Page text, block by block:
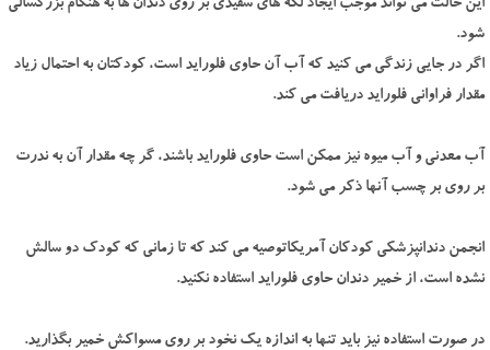
این حالت می تواند موجب ایجاد لکه های سفیدی بر روی دندان ها به هنگام بزرگسالی
شود.
اگر در جایی زندگی می کنید که آب آن حاوی فلوراید است، کودکتان به احتمال زیاد
مقدار فراوانی فلوراید دریافت می کند.
آب معدنی و آب میوه نیز ممکن است حاوی فلوراید باشند، گر چه مقدار آن به ندرت
بر روی بر چسب آنها ذکر می شود.
انجمن دندانپزشکی کودکان آمریکاتوصیه می کند که تا زمانی که کودک دو سالش
نشده است، از خمیر دندان حاوی فلوراید استفاده نکنید.
در صورت استفاده نیز باید تنها به اندازه یک نخود بر روی مسواکش خمیر بگذارید.